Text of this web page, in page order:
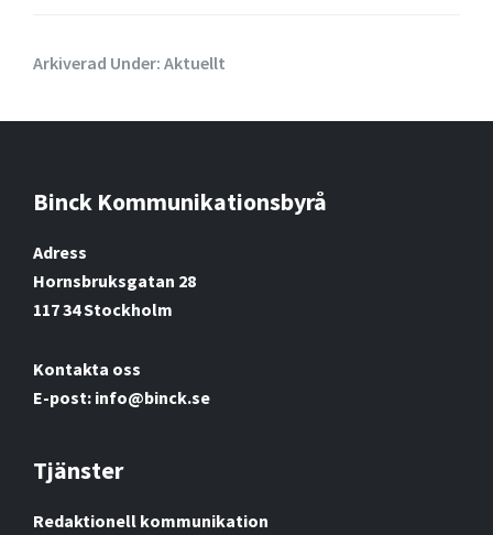
Arkiverad Under: Aktuellt
Footer
Binck Kommunikationsbyrå
Adress
Hornsbruksgatan 28
117 34 Stockholm
Kontakta oss
E-post: info@binck.se
Tjänster
Redaktionell kommunikation